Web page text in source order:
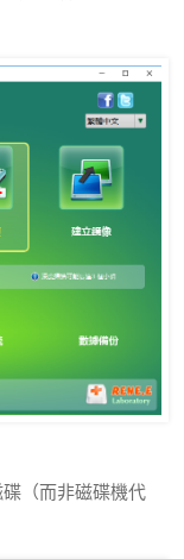
（而非磁碟機代